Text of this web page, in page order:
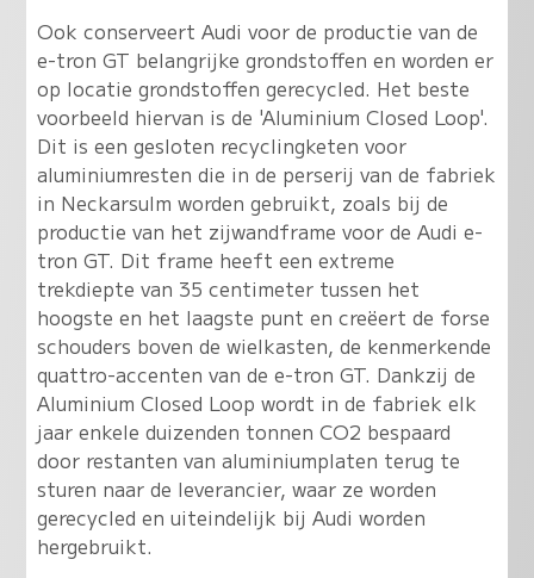
Ook conserveert Audi voor de productie van de
e-tron GT belangrijke grondstoffen en worden er
op locatie grondstoffen gerecycled. Het beste
voorbeeld hiervan is de 'Aluminium Closed Loop'.
Dit is een gesloten recyclingketen voor
aluminiumresten die in de perserij van de fabriek
in Neckarsulm worden gebruikt, zoals bij de
productie van het zijwandframe voor de Audi e-
tron GT. Dit frame heeft een extreme
trekdiepte van 35 centimeter tussen het
hoogste en het laagste punt en creëert de forse
schouders boven de wielkasten, de kenmerkende
quattro-accenten van de e-tron GT. Dankzij de
Aluminium Closed Loop wordt in de fabriek elk
jaar enkele duizenden tonnen CO2 bespaard
door restanten van aluminiumplaten terug te
sturen naar de leverancier, waar ze worden
gerecycled en uiteindelijk bij Audi worden
hergebruikt.